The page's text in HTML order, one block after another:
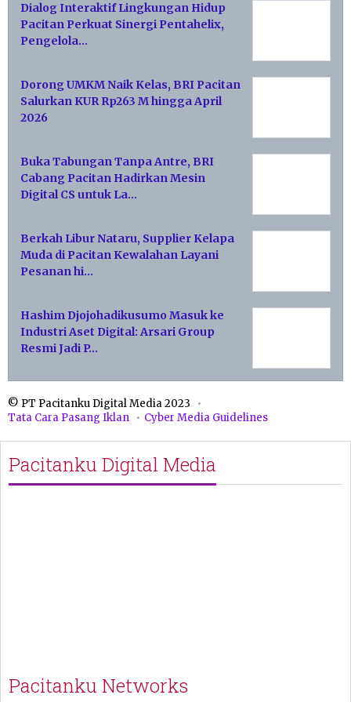
Dialog Interaktif Lingkungan Hidup
Pacitan Perkuat Sinergi Pentahelix,
Pengelola…
Dorong UMKM Naik Kelas, BRI Pacitan
Salurkan KUR Rp263 M hingga April
2026
Buka Tabungan Tanpa Antre, BRI
Cabang Pacitan Hadirkan Mesin
Digital CS untuk La…
Berkah Libur Nataru, Supplier Kelapa
Muda di Pacitan Kewalahan Layani
Pesanan hi…
Hashim Djojohadikusumo Masuk ke
Industri Aset Digital: Arsari Group
Resmi Jadi P…
© PT Pacitanku Digital Media 2023
Tata Cara Pasang Iklan
Cyber Media Guidelines
Pacitanku Digital Media
Pacitanku Networks